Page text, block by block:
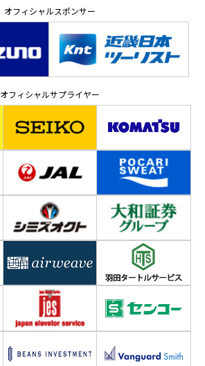
オフィシャルスポンサー
オフィシャルサプライヤー